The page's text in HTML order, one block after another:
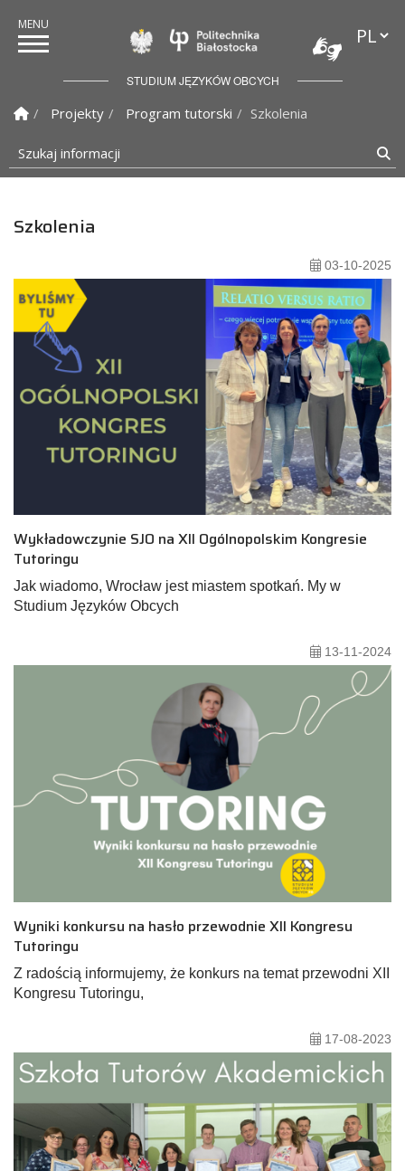
Politechnika
STUDIUM JĘZYKÓW OBCYCH
Strona Główna
Projekty Program tutorski
Szkolenia
Szukaj informacji
Szkolenia
03-10-2025
Wykładowczynie SJO na XII Ogólnopolskim Kongresie
Tutoringu
Jak wiadomo, Wrocław jest miastem spotkań. My w
Studium Języków Obcych
13-11-2024
Wyniki konkursu na hasło przewodnie XII Kongresu
Tutoringu
Z radością informujemy, że konkurs na temat przewodni XII
Kongresu Tutoringu,
17-08-2023